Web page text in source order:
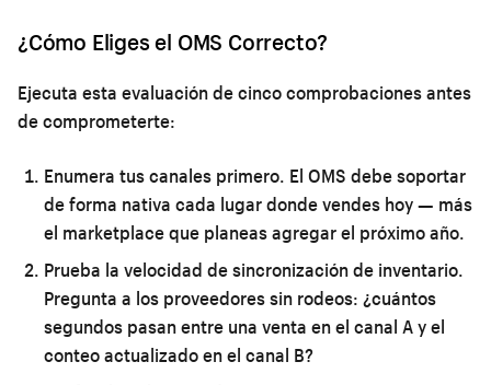
¿Cómo Eliges el OMS Correcto?
Ejecuta esta evaluación de cinco comprobaciones antes
de comprometerte:
Enumera tus canales primero. El OMS debe soportar
de forma nativa cada lugar donde vendes hoy — más
el marketplace que planeas agregar el próximo año.
Prueba la velocidad de sincronización de inventario.
Pregunta a los proveedores sin rodeos: ¿cuántos
segundos pasan entre una venta en el canal A y el
conteo actualizado en el canal B?